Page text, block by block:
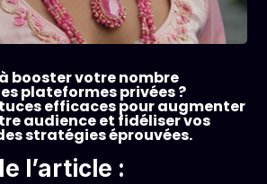
booster votre nombre
plateformes privées ?
efficaces pour augmenter
audience et fidéliser vos
stratégies éprouvées.
l’article :